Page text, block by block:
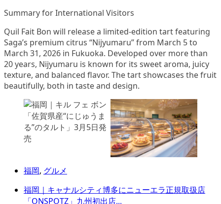
Summary for International Visitors
Quil Fait Bon will release a limited-edition tart featuring
Saga’s premium citrus “Nijyumaru” from March 5 to
March 31, 2026 in Fukuoka. Developed over more than
20 years, Nijyumaru is known for its sweet aroma, juicy
texture, and balanced flavor. The tart showcases the fruit
beautifully, both in taste and design.
福岡, グルメ
福岡｜キャナルシティ博多にニューエラ正規取扱店
「ONSPOTZ」九州初出店...